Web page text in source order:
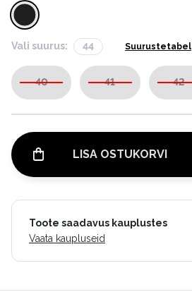
Vali suurus: 44 Suurustetabel
40 41 42
LISA OSTUKORVI
Toote saadavus kauplustes
Vaata kaupluseid